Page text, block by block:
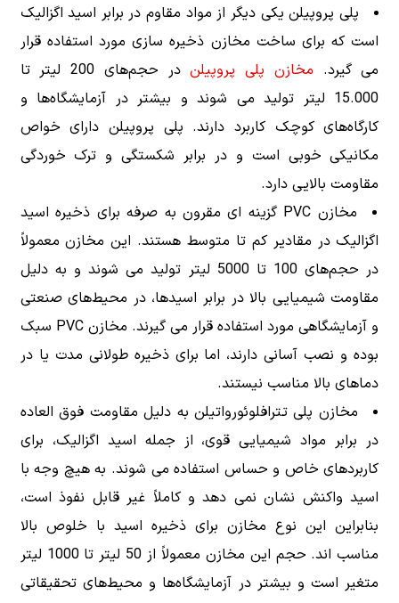
پلی پروپیلن یکی دیگر از مواد مقاوم در برابر اسید اگزالیک
است که برای ساخت مخازن ذخیره سازی مورد استفاده قرار
می گیرد. مخازن پلی پروپیلن
در حجم‌های 200 لیتر تا
15.000 لیتر تولید می شوند و بیشتر در آزمایشگاه‌ها و
کارگاه‌های کوچک کاربرد دارند. پلی پروپیلن دارای خواص
مکانیکی خوبی است و در برابر شکستگی و ترک خوردگی
مقاومت بالایی دارد.
مخازن PVC گزینه ای مقرون به صرفه برای ذخیره اسید
اگزالیک در مقادیر کم تا متوسط هستند. این مخازن معمولاً
در حجم‌های 100 تا 5000 لیتر تولید می شوند و به دلیل
مقاومت شیمیایی بالا در برابر اسیدها، در محیط‌های صنعتی
و آزمایشگاهی مورد استفاده قرار می گیرند. مخازن PVC سبک
بوده و نصب آسانی دارند، اما برای ذخیره طولانی مدت یا در
دماهای بالا مناسب نیستند.
مخازن پلی تترافلوئورواتیلن به دلیل مقاومت فوق العاده
در برابر مواد شیمیایی قوی، از جمله اسید اگزالیک، برای
کاربردهای خاص و حساس استفاده می شوند. به هیچ وجه با
اسید واکنش نشان نمی دهد و کاملاً غیر قابل نفوذ است،
بنابراین این نوع مخازن برای ذخیره اسید با خلوص بالا
مناسب اند. حجم این مخازن معمولاً از 50 لیتر تا 1000 لیتر
متغیر است و بیشتر در آزمایشگاه‌ها و محیط‌های تحقیقاتی